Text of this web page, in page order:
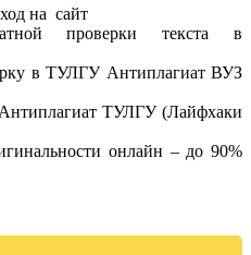
на сайт
проверки текста в
в ТУЛГУ Антиплагиат ВУЗ
ТУЛГУ (Лайфхаки
онлайн – до 90%